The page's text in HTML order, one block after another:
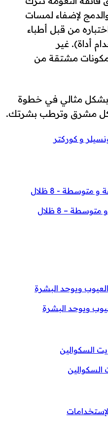
لإضفاء لمسات
من قبل أطباء
أداة). غير
مكونات مشتقة من
بشكل مثالي في خطوة
مشرق وترطب بشرتك.
و كوركتر
– 8 ظلال
ويوحد البشرة
السكوالين